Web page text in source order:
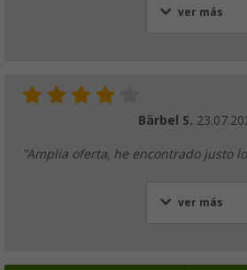
ver más
Bärbel S.
"Amplia oferta, he encontrado justo
ver más